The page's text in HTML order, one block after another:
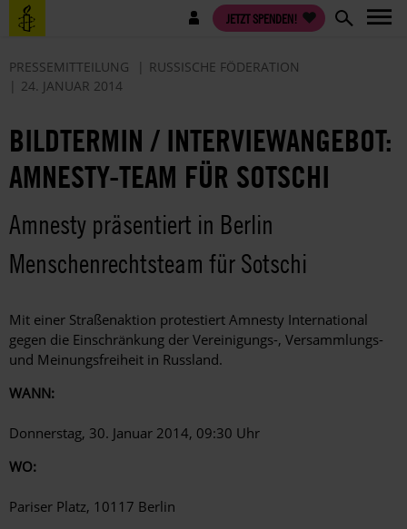
Direkt
zum
Benutzermenü JETZT SPENDEN!
PRESSEMITTEILUNG
RUSSISCHE FÖDERATION
24. JANUAR 2014
BILDTERMIN / INTERVIEWANGEBOT:
AMNESTY-TEAM FÜR SOTSCHI
Amnesty präsentiert in Berlin
Menschenrechtsteam für Sotschi
Mit einer Straßenaktion protestiert Amnesty International
gegen die Einschränkung der Vereinigungs-, Versammlungs-
und Meinungsfreiheit in Russland.
WANN:
Donnerstag, 30. Januar 2014, 09:30 Uhr
WO:
Pariser Platz, 10117 Berlin